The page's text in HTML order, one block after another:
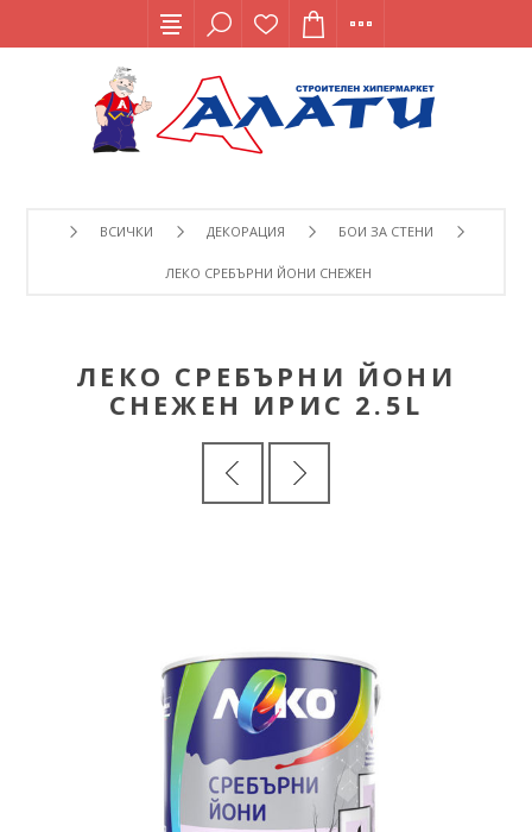
ВСИЧКИ ДЕКОРАЦИЯ БОИ ЗА СТЕНИ
ЛЕКО СРЕБЪРНИ ЙОНИ СНЕЖЕН ИРИС 2.5L
ЛЕКО СРЕБЪРНИ ЙОНИ
СНЕЖЕН ИРИС 2.5L